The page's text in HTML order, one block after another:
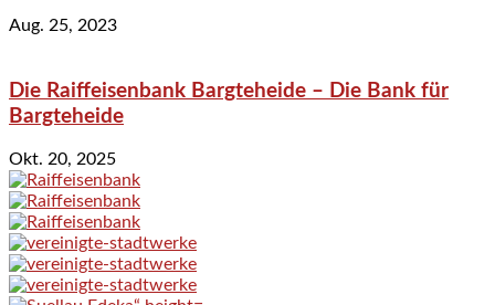
Aug. 25, 2023
Die Raiffeisenbank Bargteheide – Die Bank für
Bargteheide
Okt. 20, 2025